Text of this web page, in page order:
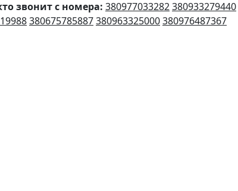
звонит с номера: 380977033282380933279440
380675785887380963325000380976487367